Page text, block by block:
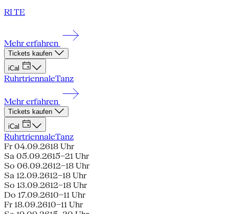
RI TE
Mehr erfahren
Tickets kaufen
iCal
RuhrtriennaleTanz
Mehr erfahren
Tickets kaufen
iCal
RuhrtriennaleTanz
Fr 04.09.2618 Uhr
Sa 05.09.2615–21 Uhr
So 06.09.2612–18 Uhr
Sa 12.09.2612–18 Uhr
So 13.09.2612–18 Uhr
Do 17.09.2610–11 Uhr
Fr 18.09.2610–11 Uhr